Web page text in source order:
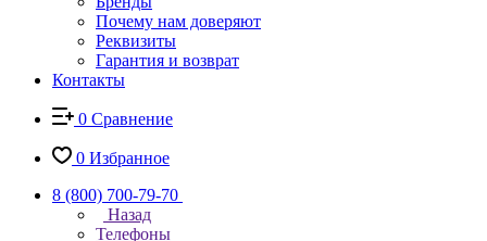
Почему нам доверяют
Реквизиты
Гарантия и возврат
Контакты
0 Сравнение
0 Избранное
8 (800) 700-79-70
Назад
Телефоны